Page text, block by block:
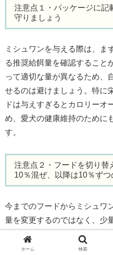
注意点１・パッケージに記
守りましょう
ミシュワンを与える際は、ま
る推奨給餌量を確認すること
って適切な量が異なるため、
せるのは避けましょう。特に
ドは与えすぎるとカロリーオ
め、愛犬の健康維持のために
す。
注意点２・フードを切り替
10％混ぜ、以降は10％ず
今までのフードからミシュワ
量を変更するのではなく、少
りましょう。最初はミシュワ
調に問題がなければ日ごとに
ホーム 検索